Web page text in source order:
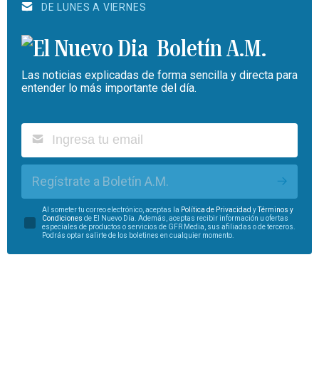
DE LUNES A VIERNES
Boletín A.M.
Las noticias explicadas de forma sencilla y directa para
entender lo más importante del día.
Regístrate a Boletín A.M.
Al someter tu correo electrónico, aceptas la Política de Privacidad yTérminos y
Condiciones de El Nuevo Día. Además, aceptas recibir información u ofertas
especiales de productos o servicios de GFR Media, sus afiliadas o de terceros.
Podrás optar salirte de los boletines en cualquier momento.